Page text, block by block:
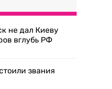
не дал Киеву
вглубь РФ
звания